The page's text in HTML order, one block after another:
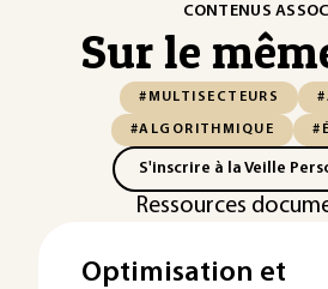
CONTENUS
Sur le
#MULTISECTEURS
#ALGORITHMIQUE
S'inscrire à la Veille
Ressources
Optimisation et